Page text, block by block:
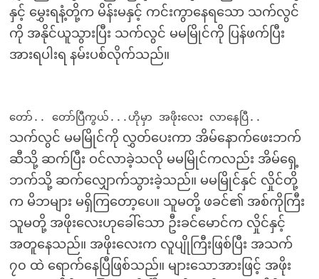
နှင့် မွှေးရနံ့တို့က မိန်းမနှင့် ကင်းကွာနေရသော သက်လွင်
ကို အနိုင်ယူသွားပြီး သက်လွင် မမမြိုင်ကို ပြန်ဖက်ပြီး
အားရပါးရ နမ်းပစ်လိုက်သည်။
တော်.. တော်ပြီကွယ်...ဟိုမှာ အဖိုးလေး လာနေပြီ..
သက်လွင် မမမြိုင်ကို လွှတ်ပေးကာ အိမ်နောက်ဖေးဘက်
ဆီသို့ ဆက်ပြီး ဝင်လာခဲ့သလို မမမြိုင်ကလည်း အိမ်ရှေ့
ဘက်သို့ ဆက်လျှောက်သွားခဲ့သည်။ မမမြိုင်နှင် လှိုင်တို့
က မိဘများ မရှိကြတော့ပေ။ သူမတို့ ဖခင်၏ အစ်ကိုကြီး
သူမတို့ အဖိုးလေးဟုခေါ်သော ဦးခင်မောင်က လှိုင်နှင့်
အတူနေသည်။ အဖိုးလေးက လူပျိုကြီးဖြစ်ပြီး အသက်
၇၀ ထဲ ရောက်နေပြီဖြစ်သည်။ များသောအားဖြင့် အဖိုး